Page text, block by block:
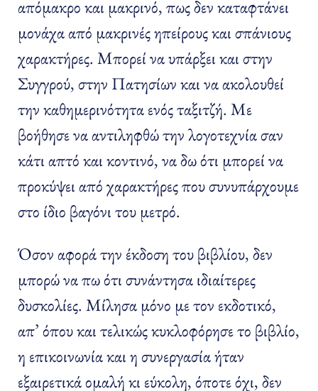
απόμακρο και μακρινό, πως δεν καταφτάνει
μονάχα από μακρινές ηπείρους και σπάνιους
χαρακτήρες. Μπορεί να υπάρξει και στην
Συγγρού, στην Πατησίων και να ακολουθεί
την καθημερινότητα ενός ταξιτζή. Με
βοήθησε να αντιληφθώ την λογοτεχνία σαν
κάτι απτό και κοντινό, να δω ότι μπορεί να
προκύψει από χαρακτήρες που συνυπάρχουμε
στο ίδιο βαγόνι του μετρό.
Όσον αφορά την έκδοση του βιβλίου, δεν
μπορώ να πω ότι συνάντησα ιδιαίτερες
δυσκολίες. Μίλησα μόνο με τον εκδοτικό,
απ’ όπου και τελικώς κυκλοφόρησε το βιβλίο,
η επικοινωνία και η συνεργασία ήταν
εξαιρετικά ομαλή κι εύκολη, όποτε όχι, δεν